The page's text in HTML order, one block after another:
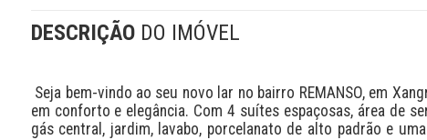
DESCRIÇÃO DO IMÓVEL
em conforto e elegância. Com 4 suítes espaçosas, área de
gás central, jardim, lavabo, porcelanato de alto padrão e